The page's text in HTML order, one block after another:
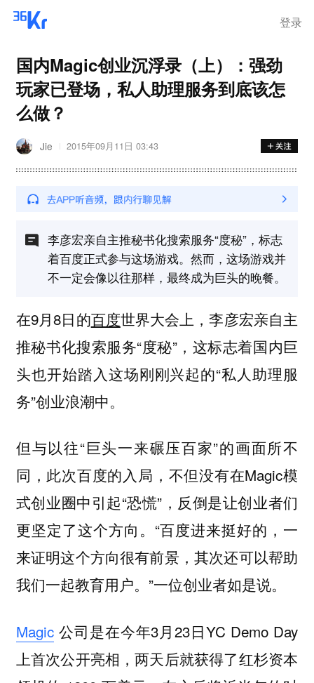
登录
国内Magic创业沉浮录（上）：强劲
玩家已登场，私人助理服务到底该怎
么做？
Jie 2015年09月11日 03:43
李彦宏亲自主推秘书化搜索服务“度秘”，标志
着百度正式参与这场游戏。然而，这场游戏并
不一定会像以往那样，最终成为巨头的晚餐。
在9月8日的百度世界大会上，李彦宏亲自主
推秘书化搜索服务“度秘”，这标志着国内巨
头也开始踏入这场刚刚兴起的“私人助理服
务”创业浪潮中。
但与以往“巨头一来碾压百家”的画面所不
同，此次百度的入局，不但没有在Magic模
式创业圈中引起“恐慌”，反倒是让创业者们
更坚定了这个方向。“百度进来挺好的，一
来证明这个方向很有前景，其次还可以帮助
我们一起教育用户。”一位创业者如是说。
Magic公司是在今年3月23日YC Demo Day
上首次公开亮相，两天后就获得了红杉资本